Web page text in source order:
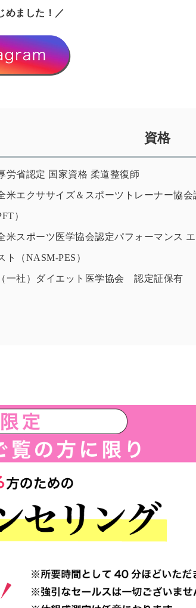
めました！／
資格
労省認定 国家資格 柔道整復師
米エクササイズ＆スポーツトレーナー協
）
米スポーツ医学協会認定パフォーマンス
ト（NASM-PES）
（一社）ダイエット医学協会 認定証保有